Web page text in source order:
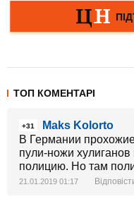
ТОП КОМЕНТАРІ
+31
Maks Kolorto
В Германии
пули-ножи
полицию. Но там
21.01.2019 01:17